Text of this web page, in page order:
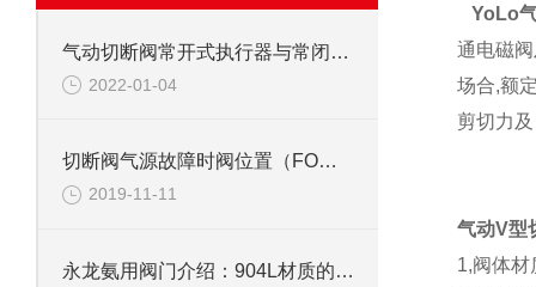
YoLo
通电磁
场合,额
剪切力
气动V型
1,阀体材
气动切断阀常开式执行器与常闭式执行器的区别
2022-01-04
切断阀气源故障时阀位置（FO、FC、FL）含义
2019-11-11
永龙氨用阀门介绍：904L材质的特性